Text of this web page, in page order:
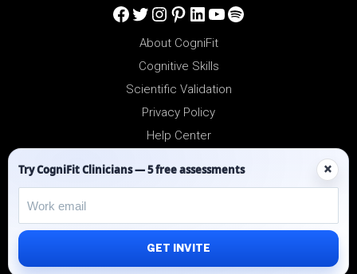
Facebook
Twitter
Instagram
Pinterest
LinkedIn
YouTube
Spotify
About CogniFit
Cognitive Skills
Scientific Validation
Privacy Policy
Help Center
©2012-2026 - All Rights Reserved.
Try CogniFit Clinicians — 5 free assessments ×
GET INVITE